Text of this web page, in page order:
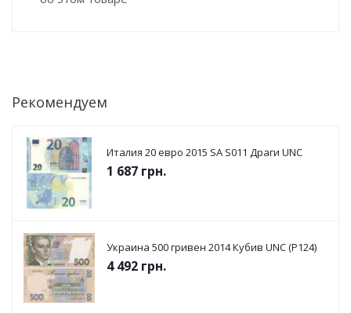
Рекомендуем
Италия 20 евро 2015 SА S011 Драги UNC
1 687 грн.
Украина 500 гривен 2014 Кубив UNC (P124)
4 492 грн.